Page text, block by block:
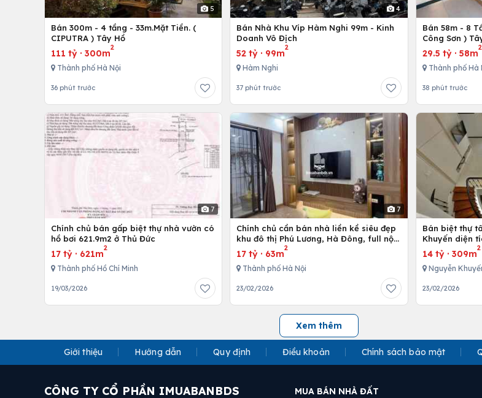
5
Bán 300m - 4 tầng - 33m.Mặt Tiền. (
CIPUTRA ) Tây Hồ
111 tỷ · 300m
2
Thành phố Hà Nội
36 phút trước
4
Bán Nhà Khu Víp Hàm Nghi 99m - Kinh
Doanh Vô Địch
52 tỷ · 99m
2
Hàm Nghi
37 phút trước
Bán 58m - 8
Công
29.5 tỷ· 58m
2
Thành phố Hà
38 phút trước
7
Chính chủ bán gấp biệt thự nhà vườn có
hồ bơi 621.9m2 ở Thủ Đức
17 tỷ · 621m
2
Thành phố Hồ Chí Minh
19/03/2026
7
Chính chủ cần bán nhà liền kề siêu đẹp
khu đô thị Phú Lương, Hà Đông, full nội
thất cao cấp
17 tỷ · 63m
2
Thành phố Hà Nội
23/02/2026
Bán biệt thự
Khuyến diện
nội thất
14 tỷ· 309m
2
Nguyễn
23/02/2026
Xem thêm
Giới thiệu Hướng dẫn Quy định Điều khoản Chính sách bảo mật
CÔNG TY CỔ PHẦN IMUABANBDS MUA BÁN NHÀ ĐẤT